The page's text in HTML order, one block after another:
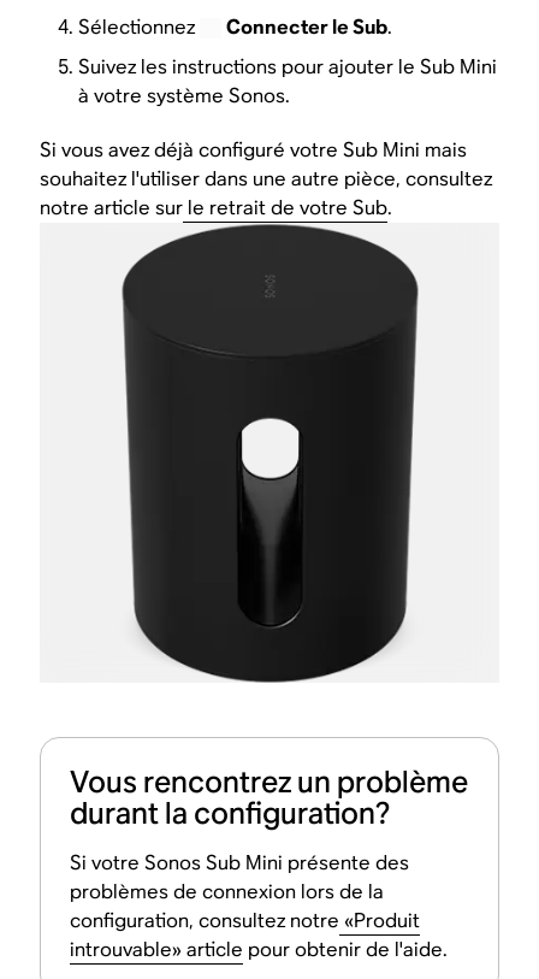
Sélectionnez
Connecter le Sub.
Suivez les instructions pour ajouter le Sub Mini
à votre système Sonos.
Si vous avez déjà configuré votre Sub Mini mais
souhaitez l'utiliser dans une autre pièce, consultez
notre article sur le retrait de votre Sub.
Vous rencontrez un problème
durant la configuration?
Si votre Sonos Sub Mini présente des
problèmes de connexion lors de la
configuration, consultez notre «Produit
introuvable» article pour obtenir de l'aide.